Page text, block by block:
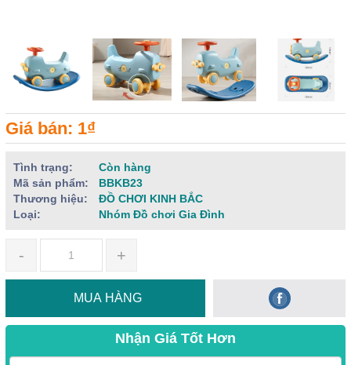
Giá bán: 1₫
Tình trạng:
Còn hàng
Mã sản phẩm:
BBKB23
Thương hiệu:
ĐỒ CHƠI KINH BẮC
Loại:
Nhóm Đồ chơi Gia Đình
- +
MUA HÀNG
Nhận Giá Tốt Hơn